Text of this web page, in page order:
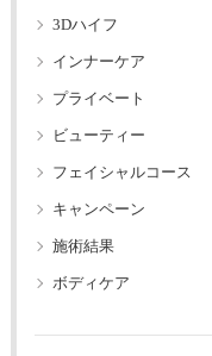
3Dハイフ
インナーケア
プライベート
ビューティー
フェイシャルコース
キャンペーン
施術結果
ボディケア